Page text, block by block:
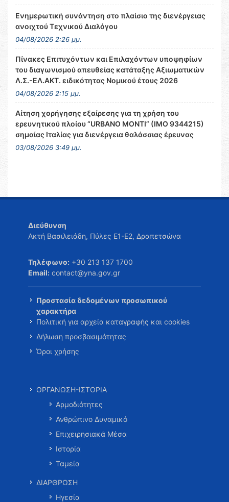
Ενημερωτική συνάντηση στο πλαίσιο της διενέργειας
ανοιχτού Τεχνικού Διαλόγου
04/08/2026 2:26 μμ.
Πίνακες Επιτυχόντων και Επιλαχόντων υποψηφίων
του διαγωνισμού απευθείας κατάταξης Αξιωματικών
Λ.Σ.-ΕΛ.ΑΚΤ. ειδικότητας Νομικού έτους 2026
04/08/2026 2:15 μμ.
Αίτηση χορήγησης εξαίρεσης για τη χρήση του
ερευνητικού πλοίου “URBANO MONTI” (IMO 9344215)
σημαίας Ιταλίας για διενέργεια θαλάσσιας έρευνας
03/08/2026 3:49 μμ.
Διεύθυνση
Ακτή Βασιλειάδη, Πύλες Ε1-Ε2, Δραπετσώνα
Τηλέφωνο: +30 213 137 1700
Email: contact@yna.gov.gr
Προστασία δεδομένων προσωπικού
χαρακτήρα
Πολιτική για αρχεία καταγραφής και cookies
Δήλωση προσβασιμότητας
Όροι χρήσης
ΟΡΓΑΝΩΣΗ-ΙΣΤΟΡΙΑ
Αρμοδιότητες
Ανθρώπινο Δυναμικό
Επιχειρησιακά Μέσα
Ιστορία
Ταμεία
ΔΙΑΡΘΡΩΣΗ
Ηγεσία